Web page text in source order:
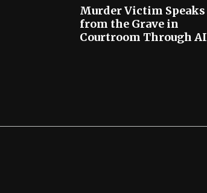
Murder Victim Speaks
from the Grave in
Courtroom Through AI